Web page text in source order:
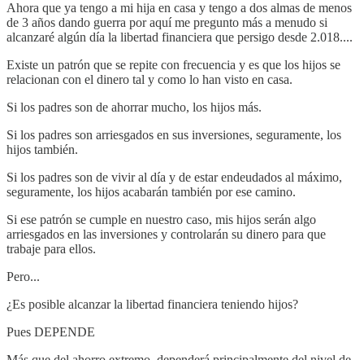
Ahora que ya tengo a mi hija en casa y tengo a dos almas de menos
de 3 años dando guerra por aquí me pregunto más a menudo si
alcanzaré algún día la libertad financiera que persigo desde 2.018....
Existe un patrón que se repite con frecuencia y es que los hijos se
relacionan con el dinero tal y como lo han visto en casa.
Si los padres son de ahorrar mucho, los hijos más.
Si los padres son arriesgados en sus inversiones, seguramente, los
hijos también.
Si los padres son de vivir al día y de estar endeudados al máximo,
seguramente, los hijos acabarán también por ese camino.
Si ese patrón se cumple en nuestro caso, mis hijos serán algo
arriesgados en las inversiones y controlarán su dinero para que
trabaje para ellos.
Pero...
¿Es posible alcanzar la libertad financiera teniendo hijos?
Pues DEPENDE